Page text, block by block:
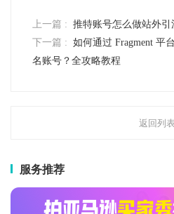
上一篇 : 推特账号怎么做站外引
下一篇 : 如何通过 Fragment 平
名账号？全攻略教程
返回列表
服务推荐